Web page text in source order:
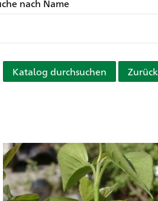
nach Name
Katalog durchsuchen